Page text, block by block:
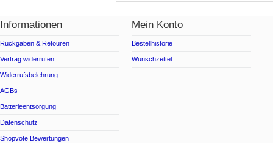
Informationen
Rückgaben & Retouren
Vertrag widerrufen
Widerrufsbelehrung
AGBs
Batterieentsorgung
Datenschutz
Shopvote Bewertungen
Mein Konto
Bestellhistorie
Wunschzettel